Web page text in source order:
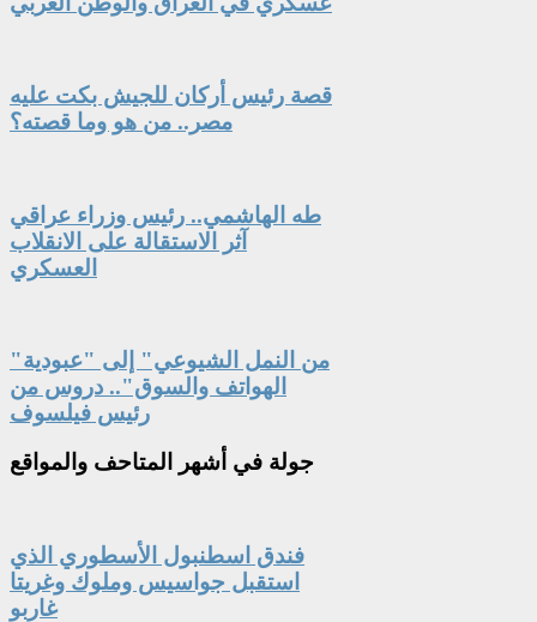
قصة رئيس أركان للجيش بكت عليه
مصر.. من هو وما قصته؟
طه الهاشمي.. رئيس وزراء عراقي
آثر الاستقالة على الانقلاب
العسكري
"من النمل الشيوعي" إلى "عبودية
الهواتف والسوق".. دروس من
رئيس فيلسوف
جولة في أشهر المتاحف والمواقع
فندق اسطنبول الأسطوري الذي
استقبل جواسيس وملوك وغريتا
غاربو